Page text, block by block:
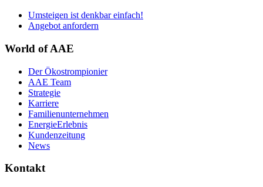
Umsteigen ist denkbar einfach!
Angebot anfordern
World of AAE
Der Ökostrompionier
AAE Team
Strategie
Karriere
Familienunternehmen
EnergieErlebnis
Kundenzeitung
News
Kontakt